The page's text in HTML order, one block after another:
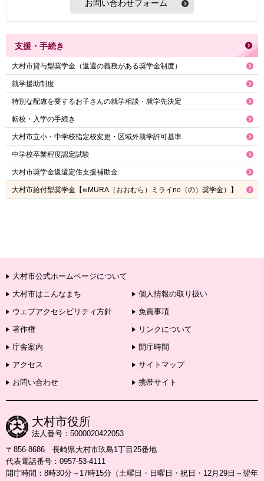
支援・手続き
大村市貸与型奨学金（返還の義務がある奨学金制度）
就学援助制度
特別な配慮を要するお子さんの就学相談・就学先決定
転校・入学の手続き
大村市立小・中学校指定校変更・区域外就学許可基準
中学校卒業程度認定試験
大村市奨学金返還定住支援補助金
大村市給付型奨学金【∞MURA（おおむら）ミライno（の）奨学金）】
大村市公式ホームページについて
大村市はこんなまち
個人情報の取り扱い
ウェブアクセシビリティ方針
免責事項
著作権
リンクについて
庁舎案内
開庁時間
アクセス
サイトマップ
お問い合わせ
携帯サイト
大村市役所
法人番号：5000020422053
〒856-8686 長崎県大村市玖島1丁目25番地
代表電話番号：0957-53-4111
開庁時間：8時30分～17時15分（土曜日・日曜日・祝日・12月29日～翌年